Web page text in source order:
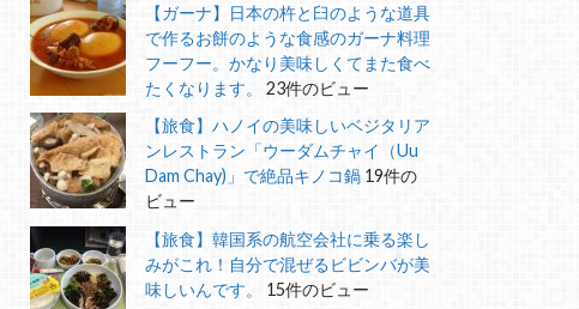
【ガーナ】日本の杵と臼のような道具
で作るお餅のような食感のガーナ料理
フーフー。かなり美味しくてまた食べ
たくなります。
23件のビュー
【旅食】ハノイの美味しいベジタリア
ンレストラン「ウーダムチャイ（Uu
Dam Chay)」で絶品キノコ鍋 19件の
ビュー
【旅食】韓国系の航空会社に乗る楽し
みがこれ！自分で混ぜるビビンバが美
味しいんです。
15件のビュー